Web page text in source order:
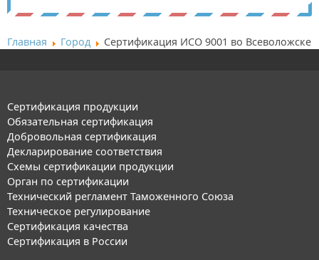
Главная Город Сертификация ИСО 9001 во Всеволожске
Сертификация продукции
Обязательная сертификация
Добровольная сертификация
Декларирование соответствия
Схемы сертификации продукции
Орган по сертификации
Технический регламент Таможенного Союза
Техническое регулирование
Сертификация качества
Сертификация в России